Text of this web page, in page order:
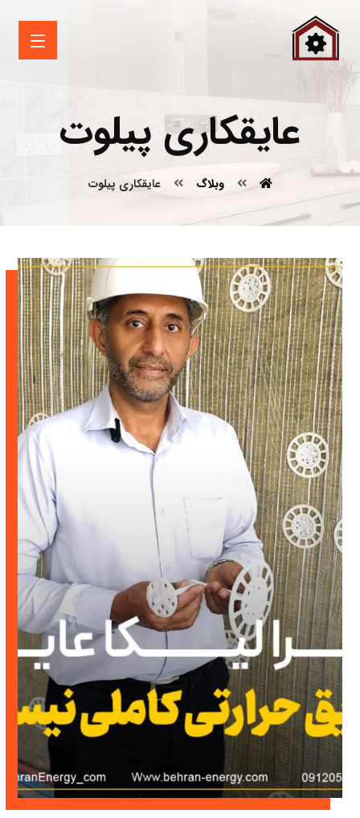
عایقکاری پیلوت
وبلاگ عایقکاری پیلوت